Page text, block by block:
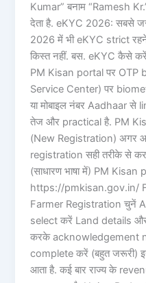
Kumar” बनाम “Ramesh
देता है. eKYC 2026: सबसे
2026 में भी eKYC strict
किस्त नहीं. बस. eKYC कैसे
PM Kisan portal पर OTP
Service Center) पर
या मोबाइल नंबर Aadhaar से
तेज और practical है. PM
(New Registration) अगर
registration सही तरीके से
(साधारण भाषा में) PM Kisan
https://pmkisan.gov.in/
Farmer Registration चुनें
select करें Land details
करके acknowledgement
complete करें (बहुत जरूरी)
आता है. कई बार राज्य के